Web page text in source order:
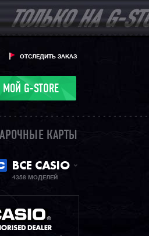
ОТСЛЕДИТЬ ЗАКАЗ
МОЙ G-STORE
КАРТЫ
ВСЕ CASIO
4358 МОДЕЛЕЙ